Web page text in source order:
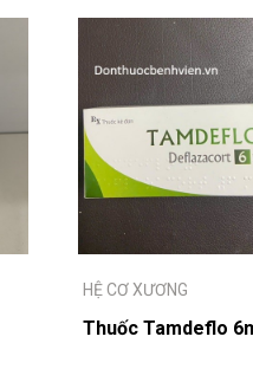
HỆ CƠ XƯƠNG
Thuốc Tamdeflo